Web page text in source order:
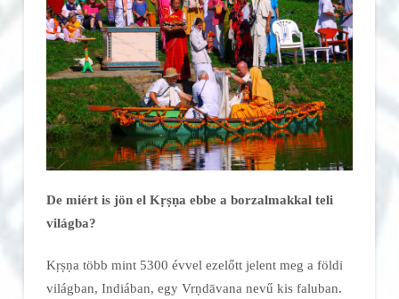
De miért is jön el Kṛṣṇa ebbe a borzalmakkal teli
világba?
Kṛṣṇa több mint 5300 évvel ezelőtt jelent meg a földi
világban, Indiában, egy Vrṇdāvana nevű kis faluban.